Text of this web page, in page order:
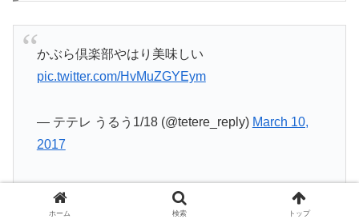
かぶら倶楽部やはり美味しい
pic.twitter.com/HvMuZGYEym
— テテレ うるう1/18 (@tetere_reply) March 10,
2017
ホーム 検索 トップ